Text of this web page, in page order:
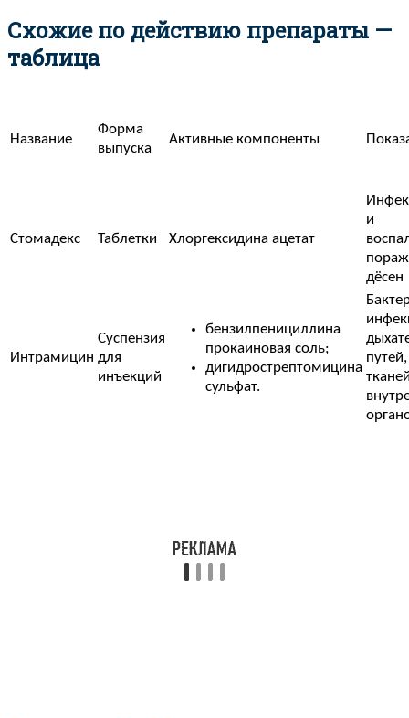
Схожие по действию препараты —
таблица
Название
Форма
выпуска
Активные компоненты
Стомадекс Таблетки Хлоргексидина ацетат
и
дёсен
Интрамицин
Суспензия
для
инъекций
бензилпенициллина
прокаиновая соль;
дигидрострептомицина
сульфат.